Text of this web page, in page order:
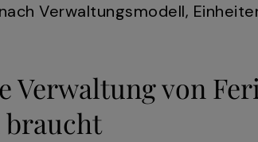
Verwaltungsmodell,
Verwaltung von